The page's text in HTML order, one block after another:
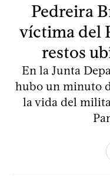
Pedreira
víctima del
restos
En la Junta
hubo un minuto
la vida del